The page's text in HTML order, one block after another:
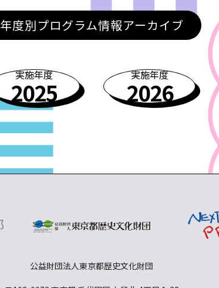
年度別プログラム情報アーカイブ
実施年度
2025
実施年度
2026
公益財団法人東京都歴史文化財団